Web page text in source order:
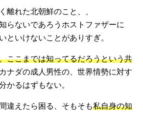
離れた北朝鮮のこと、、
らないであろうホストファザーに
といけないことがありすぎ。
ここまでは知ってるだろうという共
カナダの成人男性の、世界情勢に対す
かるはずもない。
違えたら困る、そもそも私自身の知